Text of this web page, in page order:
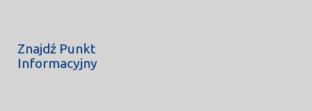
Znajdź Punkt
Informacyjny